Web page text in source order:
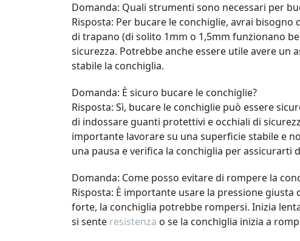
Domanda: Quali strumenti sono necessari per
Risposta: Per bucare le conchiglie, avrai
di trapano (di solito 1mm o 1,5mm funzionano
sicurezza. Potrebbe anche essere utile avere
stabile la conchiglia.
Domanda: È sicuro bucare le conchiglie?
Risposta: Sì, bucare le conchiglie può essere
di indossare guanti protettivi e occhiali di
importante lavorare su una superficie stabile e
una pausa e verifica la conchiglia per assicurarti
Domanda: Come posso evitare di rompere la
Risposta: È importante usare la pressione
forte, la conchiglia potrebbe rompersi. Inizia
si sente resistenza o se la conchiglia inizia a